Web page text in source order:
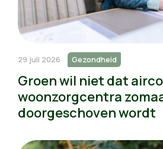
29 juli 2026 Gezondheid
Groen wil niet dat
woonzorgcentra
doorgeschoven wordt